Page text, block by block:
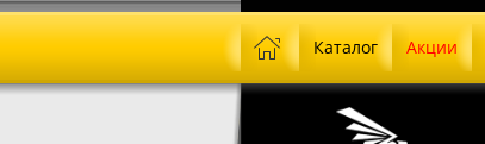
Каталог Акции